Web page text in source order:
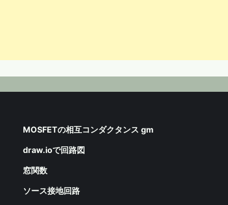
MOSFETの相互コンダクタンス gm
draw.ioで回路図
窓関数
ソース接地回路